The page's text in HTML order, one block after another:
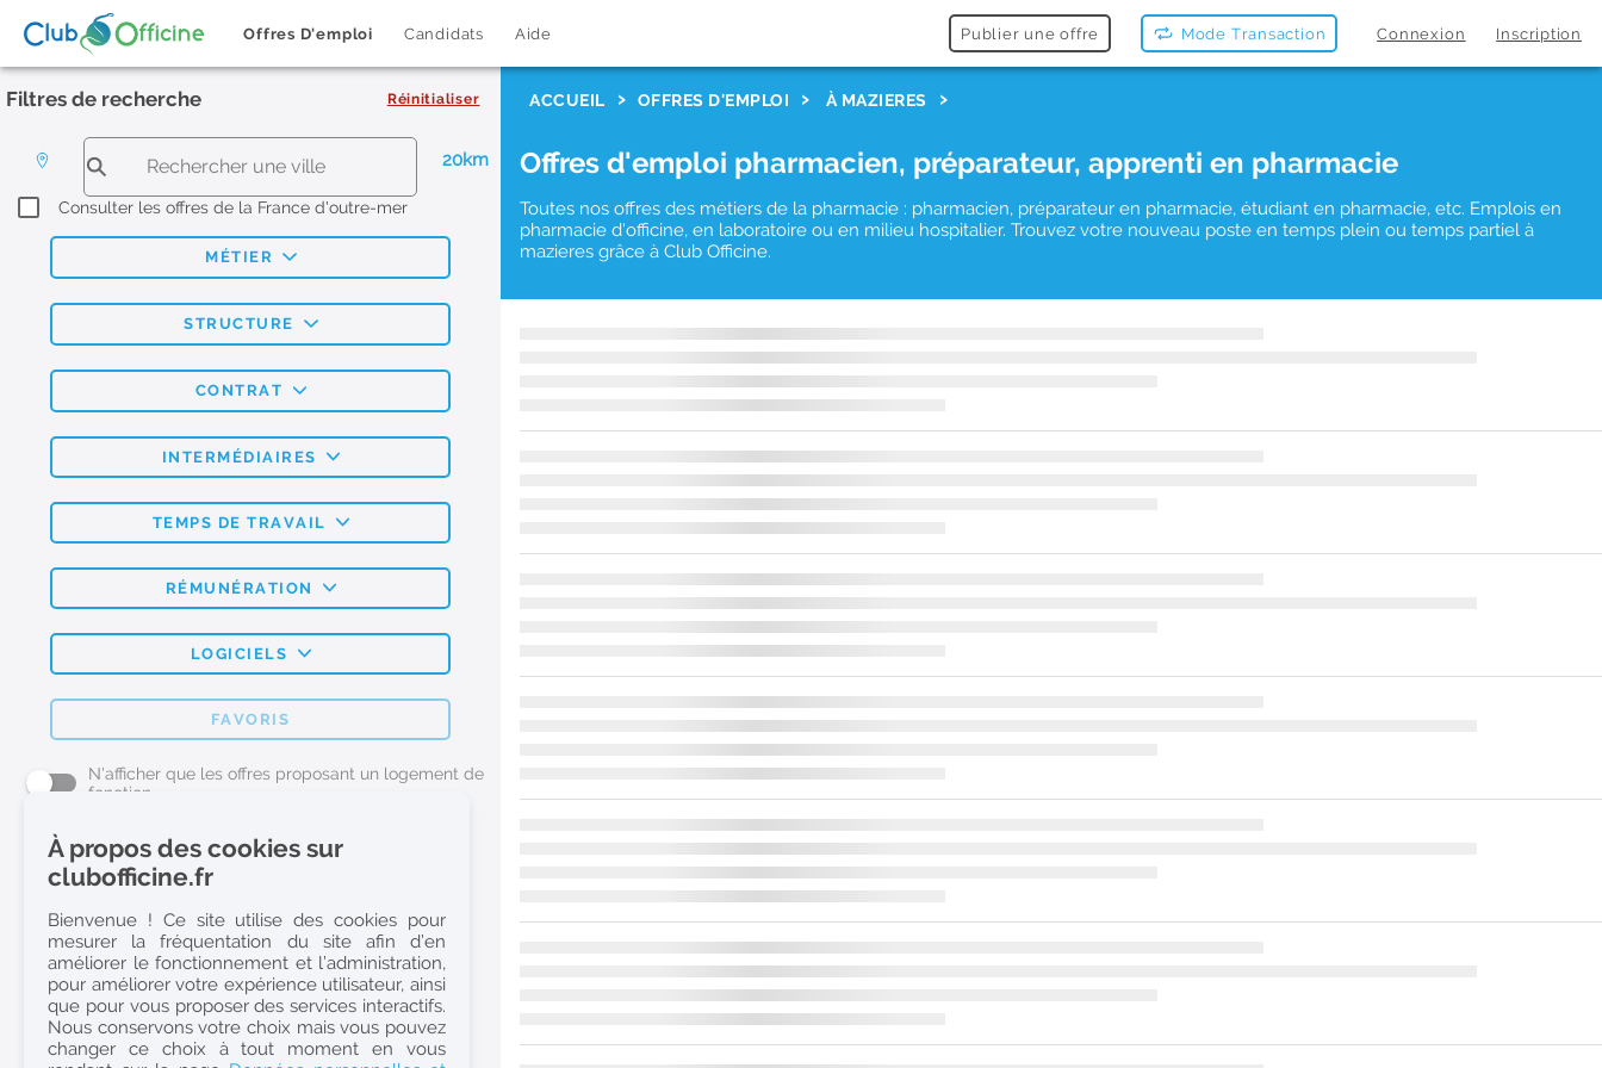
Offres D'emploi Candidats Aide Publier une offre Mode Transaction Connexion Inscription
Filtres de recherche Réinitialiser
20km
Consulter les offres de la France d'outre-mer
MÉTIER
STRUCTURE
CONTRAT
INTERMÉDIAIRES
TEMPS DE TRAVAIL
RÉMUNÉRATION
LOGICIELS
FAVORIS
N'afficher que les offres proposant un logement de
fonction
L'emploi Pharmacie par métier
Pharmacien (H/F)
Préparateur en Pharmacie (H/F)
Etudiant en Pharmacie (H/F)
Etudiant en Pharmacie 6e année validée (H/F)
Conseiller Dermo Cosmetique - Esthéticienne (H/F)
ACCUEIL OFFRES D'EMPLOI À MAZIERES
Offres d'emploi pharmacien, préparateur, apprenti en pharmacie
Toutes nos offres des métiers de la pharmacie : pharmacien, préparateur en pharmacie, étudiant en pharmacie, etc. Emplois en
pharmacie d'officine, en laboratoire ou en milieu hospitalier. Trouvez votre nouveau poste en temps plein ou temps partiel à
mazieres grâce à Club Officine.
À propos des cookies sur
clubofficine.fr
Bienvenue ! Ce site utilise des cookies pour
mesurer la fréquentation du site afin d’en
améliorer le fonctionnement et l’administration,
pour améliorer votre expérience utilisateur, ainsi
que pour vous proposer des services interactifs.
Nous conservons votre choix mais vous pouvez
changer ce choix à tout moment en vous